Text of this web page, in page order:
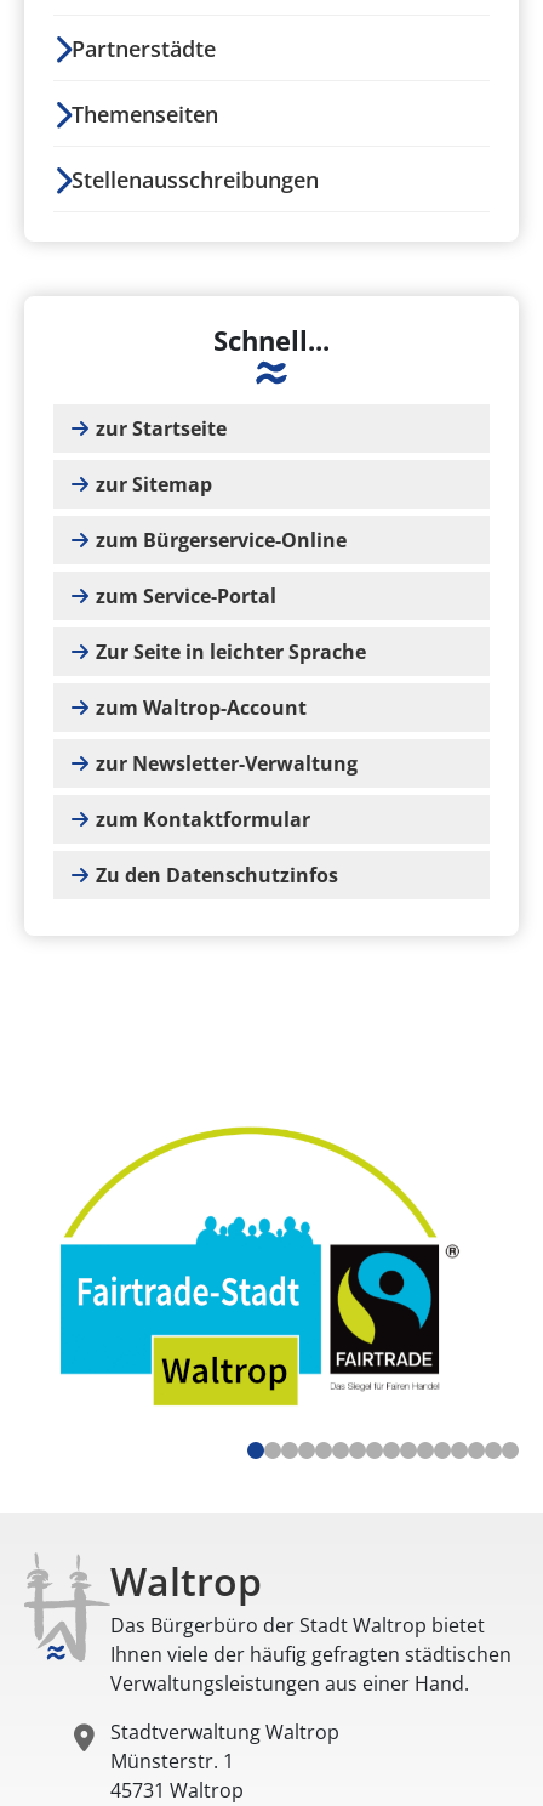
Partnerstädte
Themenseiten
Stellenausschreibungen
Schnell...
zur Startseite
zur Sitemap
zum Bürgerservice-Online
zum Service-Portal
Zur Seite in leichter Sprache
zum Waltrop-Account
zur Newsletter-Verwaltung
zum Kontaktformular
Zu den Datenschutzinfos
Waltrop
Das Bürgerbüro der Stadt Waltrop bietet
Ihnen viele der häufig gefragten städtischen
Verwaltungsleistungen aus einer Hand.
Stadtverwaltung Waltrop
Münsterstr. 1
45731 Waltrop